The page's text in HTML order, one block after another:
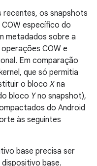
recentes, os snapshots
específico do
metadados sobre a
COW e
Em comparação
que só permitia
o blocoXna
bloco Yno snapshot),
do Android
às seguintes
base precisa ser
base.